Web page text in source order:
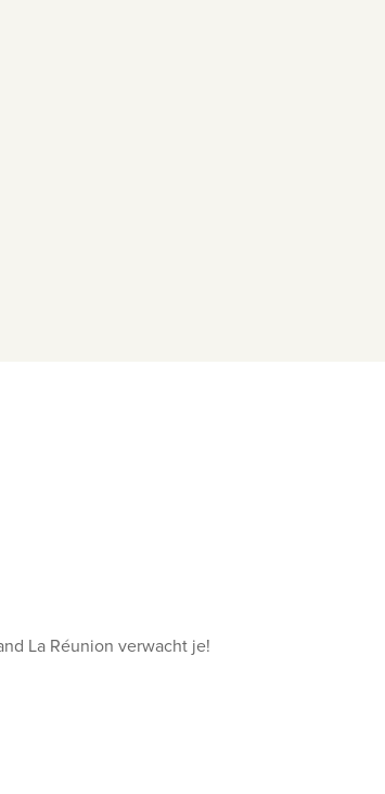
La Réunion verwacht je!